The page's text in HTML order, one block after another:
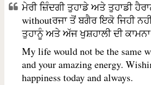
ਮੇਰੀ ਜ਼ਿੰਦਗੀ ਤੁਹਾਡੇ ਅਤੇ ਤੁਹਾਡੀ
withoutਰਜਾ ਤੋਂ ਬਗੈਰ ਇਕੋ ਜਿਹੀ
ਤੁਹਾਨੂੰ ਅਤੇ ਅੱਜ ਖੁਸ਼ਹਾਲੀ ਦੀ
My life would not be the same
and your amazing energy.
happiness today and always.